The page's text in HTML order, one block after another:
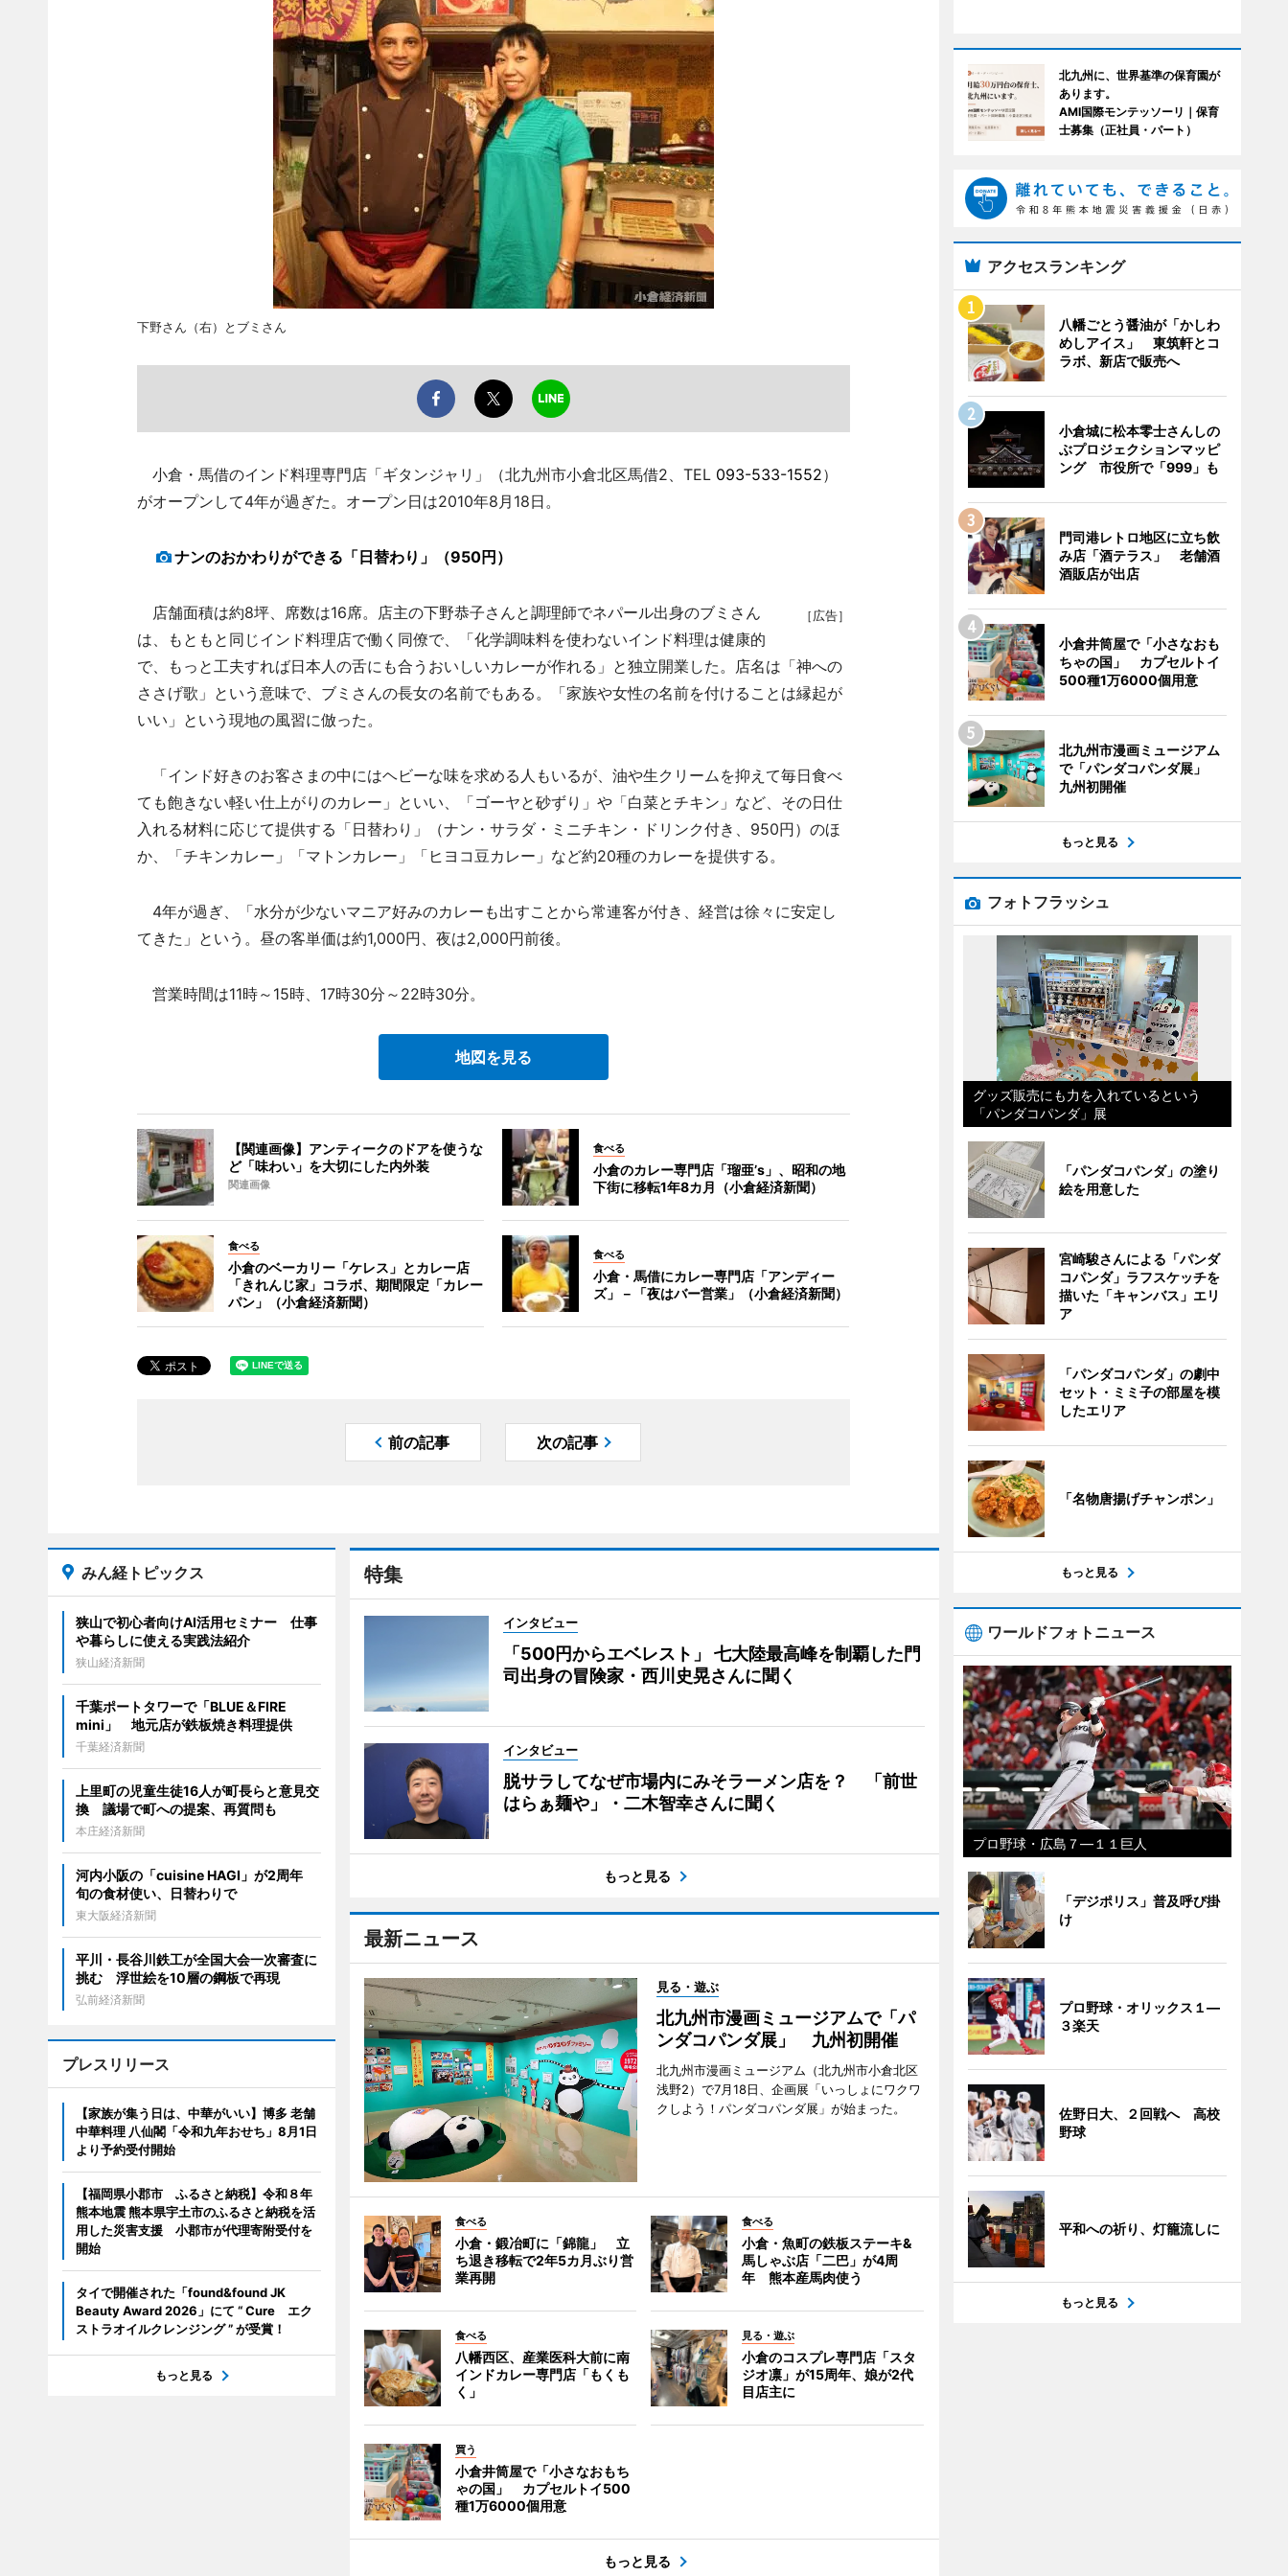
下野さん（右）とブミさん
小倉・馬借のインド料理専門店「ギタンジャリ」（北九州市小倉北区馬借2、TEL 093-533-1552）
がオープンして4年が過ぎた。オープン日は2010年8月18日。
ナンのおかわりができる「日替わり」（950円）
［広告］
店舗面積は約8坪、席数は16席。店主の下野恭子さんと調理師でネパール出身のブミさん
は、もともと同じインド料理店で働く同僚で、「化学調味料を使わないインド料理は健康的
で、もっと工夫すれば日本人の舌にも合うおいしいカレーが作れる」と独立開業した。店名は「神への
ささげ歌」という意味で、ブミさんの長女の名前でもある。「家族や女性の名前を付けることは縁起が
いい」という現地の風習に倣った。
「インド好きのお客さまの中にはヘビーな味を求める人もいるが、油や生クリームを抑えて毎日食べ
ても飽きない軽い仕上がりのカレー」といい、「ゴーヤと砂ずり」や「白菜とチキン」など、その日仕
入れる材料に応じて提供する「日替わり」（ナン・サラダ・ミニチキン・ドリンク付き、950円）のほ
か、「チキンカレー」「マトンカレー」「ヒヨコ豆カレー」など約20種のカレーを提供する。
4年が過ぎ、「水分が少ないマニア好みのカレーも出すことから常連客が付き、経営は徐々に安定し
てきた」という。昼の客単価は約1,000円、夜は2,000円前後。
営業時間は11時～15時、17時30分～22時30分。
地図を見る
【関連画像】アンティークのドアを使うな
ど「味わい」を大切にした内外装
関連画像
食べる
小倉のカレー専門店「瑠亜’s」、昭和の地
下街に移転1年8カ月（小倉経済新聞）
食べる
小倉のベーカリー「ケレス」とカレー店
「きれんじ家」コラボ、期間限定「カレー
パン」（小倉経済新聞）
食べる
小倉・馬借にカレー専門店「アンディー
ズ」－「夜はバー営業」（小倉経済新聞）
前の記事 次の記事
特集
インタビュー
「500円からエベレスト」 七大陸最高峰を制覇した門
司出身の冒険家・西川史晃さんに聞く
インタビュー
脱サラしてなぜ市場内にみそラーメン店を？ 「前世
はらぁ麺や」・二木智幸さんに聞く
もっと見る
最新ニュース
見る・遊ぶ
北九州市漫画ミュージアムで「パ
ンダコパンダ展」 九州初開催
北九州市漫画ミュージアム（北九州市小倉北区
浅野2）で7月18日、企画展「いっしょにワクワ
クしよう！パンダコパンダ展」が始まった。
食べる
小倉・鍛冶町に「錦龍」 立
ち退き移転で2年5カ月ぶり営
業再開
食べる
小倉・魚町の鉄板ステーキ&
馬しゃぶ店「二巴」が4周
年 熊本産馬肉使う
食べる
八幡西区、産業医科大前に南
インドカレー専門店「もくも
く」
見る・遊ぶ
小倉のコスプレ専門店「スタ
ジオ凛」が15周年、娘が2代
目店主に
買う
小倉井筒屋で「小さなおもち
ゃの国」 カプセルトイ500
種1万6000個用意
もっと見る
みん経トピックス
狭山で初心者向けAI活用セミナー 仕事
や暮らしに使える実践法紹介
狭山経済新聞
千葉ポートタワーで「BLUE＆FIRE
mini」 地元店が鉄板焼き料理提供
千葉経済新聞
上里町の児童生徒16人が町長らと意見交
換 議場で町への提案、再質問も
本庄経済新聞
河内小阪の「cuisine HAGI」が2周年
旬の食材使い、日替わりで
東大阪経済新聞
平川・長谷川鉄工が全国大会一次審査に
挑む 浮世絵を10層の鋼板で再現
弘前経済新聞
プレスリリース
【家族が集う日は、中華がいい】博多 老舗
中華料理 八仙閣「令和九年おせち」8月1日
より予約受付開始
【福岡県小郡市 ふるさと納税】令和８年
熊本地震 熊本県宇土市のふるさと納税を活
用した災害支援 小郡市が代理寄附受付を
開始
タイで開催された「found&found JK
Beauty Award 2026」にて “ Cure エク
ストラオイルクレンジング ” が受賞！
もっと見る
北九州に、世界基準の保育園が
あります。
AMI国際モンテッソーリ｜保育
士募集（正社員・パート）
アクセスランキング
八幡ごとう醤油が「かしわ
めしアイス」 東筑軒とコ
ラボ、新店で販売へ
小倉城に松本零士さんしの
ぶプロジェクションマッピ
ング 市役所で「999」も
門司港レトロ地区に立ち飲
み店「酒テラス」 老舗酒
酒販店が出店
小倉井筒屋で「小さなおも
ちゃの国」 カプセルトイ
500種1万6000個用意
北九州市漫画ミュージアム
で「パンダコパンダ展」
九州初開催
もっと見る
フォトフラッシュ
グッズ販売にも力を入れているという
「パンダコパンダ」展
「パンダコパンダ」の塗り
絵を用意した
宮崎駿さんによる「パンダ
コパンダ」ラフスケッチを
描いた「キャンバス」エリ
ア
「パンダコパンダ」の劇中
セット・ミミ子の部屋を模
したエリア
「名物唐揚げチャンポン」
もっと見る
ワールドフォトニュース
プロ野球・広島７―１１巨人
「デジポリス」普及呼び掛
け
プロ野球・オリックス１―
３楽天
佐野日大、２回戦へ 高校
野球
平和への祈り、灯籠流しに
もっと見る